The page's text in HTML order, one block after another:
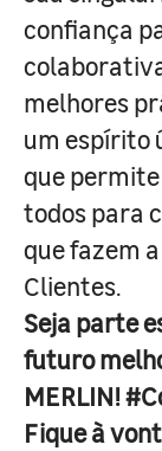
confiança
melhores
um espírito
que
todos para
que fazem
Clientes.
Seja parte
futuro
MERLIN!
Fique à